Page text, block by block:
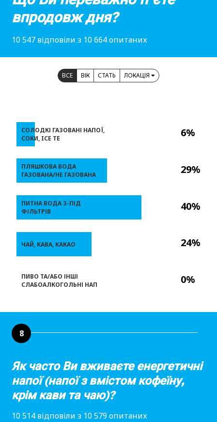
впродовж дня?
10 547 відповіли з 10 664 опитаних
ВСЕ ВІК СТАТЬ ЛОКАЦІЯ
6%
29%
40%
24%
0%
СОЛОДКІ ГАЗОВАНІ НАПОЇ,
СОКИ, ICE TE
ПЛЯШКОВА ВОДА
ГАЗОВАНА/НЕ ГАЗОВАНА
ПИТНА ВОДА З-ПІД
ФІЛЬТРІВ
ЧАЙ, КАВА, КАКАО
ПИВО ТА/АБО ІНШІ
СЛАБОАЛКОГОЛЬНІ НАП
8
Як часто Ви вживаєте енергетичні
напої (напої з вмістом кофеїну,
крім кави та чаю)?
10 514 відповіли з 10 579 опитаних